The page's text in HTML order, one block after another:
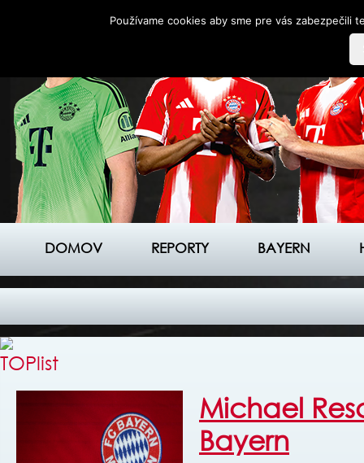
DOMOV REPORTY BAYERN
Michael
Bayern
Používame cookies aby sme pre vás zabezpečili